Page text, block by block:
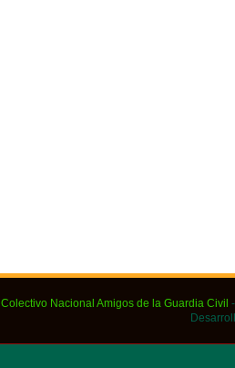
Colectivo Nacional Amigos de la Guardia Civil